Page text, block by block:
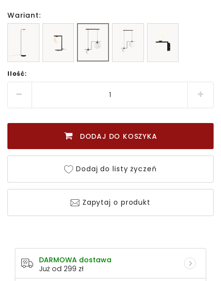
Wariant:
Ilość:
DODAJ DO KOSZYKA
Dodaj do listy życzeń
Zapytaj o produkt
DARMOWA dostawa
Już od 299 zł